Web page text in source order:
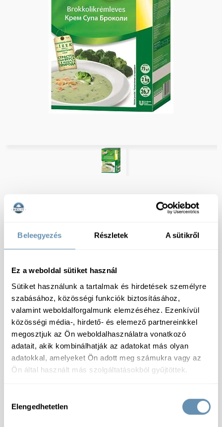
Beleegyezés Részletek A sütikről
Ez a weboldal sütiket használ
Sütiket használunk a tartalmak és hirdetések személyre
szabásához, közösségi funkciók biztosításához,
valamint weboldalforgalmunk elemzéséhez. Ezenkívül
közösségi média-, hirdető- és elemező partnereinkkel
megosztjuk az Ön weboldalhasználatra vonatkozó
adatait, akik kombinálhatják az adatokat más olyan
adatokkal, amelyeket Ön adott meg számukra vagy az
Ön által használt más szolgáltatásokból gyűjtöttek.
kiválasztása
Elengedhetetlen
Specifikáció
Tárolás: Száraz, huvös helyen tárolandó
Összetevők: keményítok (kukorica, burgonya),
búzaliszt, maltodextrin, ízfokozó (nátrium-
glutamát), szárított zöldségfélék (brokkoli 5,3%,
vöröshagyma), tejsavókészítmény, sovány tejpor,
pálmazsír, tyúkzsír, aromák, fuszerek (kurkuma,
és zellert tartalmazhat.
Allergének: Lehetséges Keresztszennyeződés: